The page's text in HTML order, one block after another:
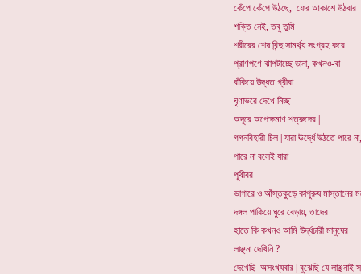
কেঁপে কেঁপে উঠছে, ফের আকাশে উঠবার
শক্তি নেই, তবু তুমি
শরীরের শেষ বিন্দু সামর্থ্য সংগ্রহ করে
প্রাণপণে ঝাপটাচ্ছে ডানা, কখনও-বা
বাঁকিয়ে উদ্ধত গ্রীবা
ঘৃণাভরে দেখে নিচ্ছ
অদূরে অপেক্ষমাণ শত্রুদের |
গগনবিহারী চিল | যারা ঊর্দ্ধে উঠতে পারে
পারে না বলেই যারা
পূথীবর
ভাগারে ও আঁস্তকুড়ে কাপুরুষ মাস্তানের
দঙ্গল পাকিয়ে ঘুরে বেড়ায়, তাদের
হাতে কি কখনও আমি উর্দ্ধচারী মানুষের
লাঞ্ছনা দেখিনি ?
দেখেছি অসংখ্যবার | বুঝেছি যে লাঞ্ছনাই